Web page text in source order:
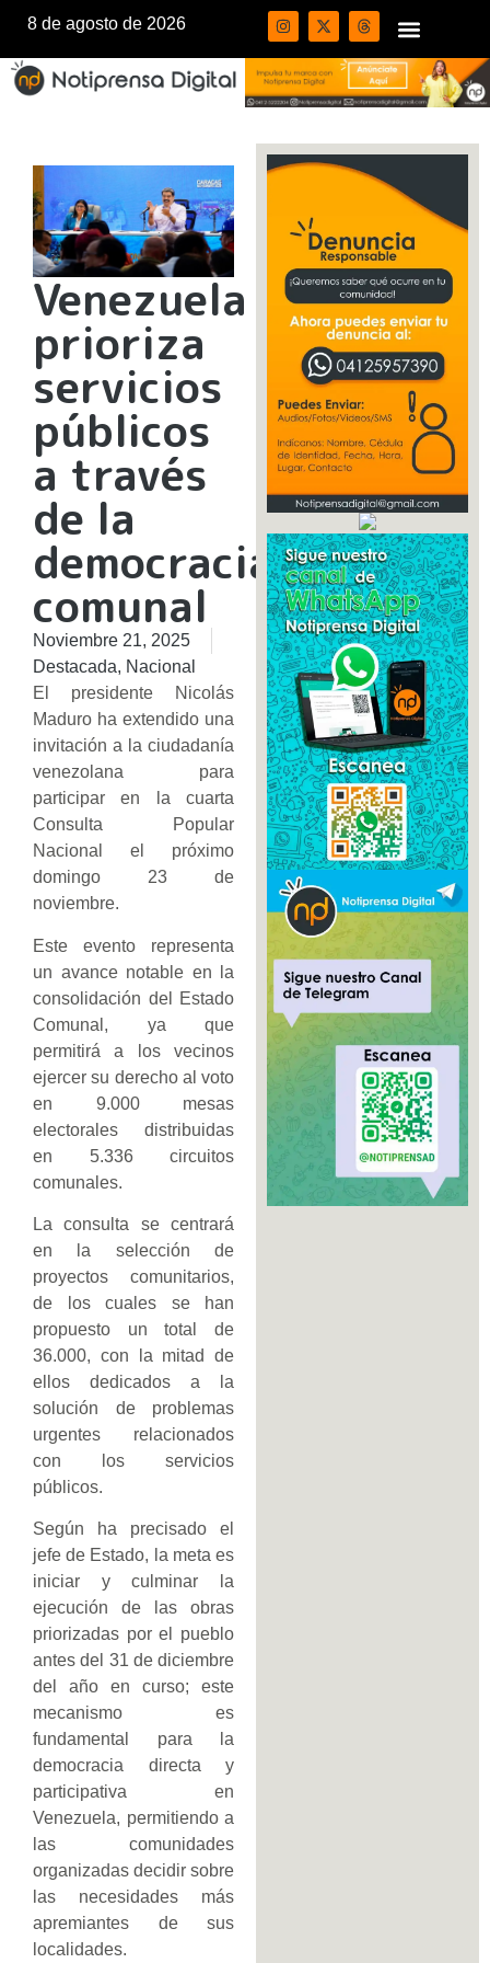
8 de agosto de 2026
Venezuela
prioriza
servicios
públicos
a través
de la
democracia
comunal
Noviembre 21, 2025
Destacada, Nacional
El presidente Nicolás
Maduro ha extendido una
invitación a la ciudadanía
venezolana para
participar en la cuarta
Consulta Popular
Nacional el próximo
domingo 23 de
noviembre.
Este evento representa
un avance notable en la
consolidación del Estado
Comunal, ya que
permitirá a los vecinos
ejercer su derecho al voto
en 9.000 mesas
electorales distribuidas
en 5.336 circuitos
comunales.
La consulta se centrará
en la selección de
proyectos comunitarios,
de los cuales se han
propuesto un total de
36.000, con la mitad de
ellos dedicados a la
solución de problemas
urgentes relacionados
con los servicios
públicos.
Según ha precisado el
jefe de Estado, la meta es
iniciar y culminar la
ejecución de las obras
priorizadas por el pueblo
antes del 31 de diciembre
del año en curso; este
mecanismo es
fundamental para la
democracia directa y
participativa en
Venezuela, permitiendo a
las comunidades
organizadas decidir sobre
las necesidades más
apremiantes de sus
localidades.